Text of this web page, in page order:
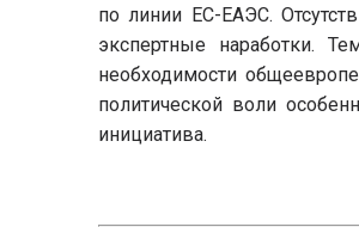
по линии ЕС-ЕАЭС.
экспертные наработки.
необходимости
политической воли
инициатива.